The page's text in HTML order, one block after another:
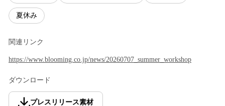
夏休み
関連リンク
https://www.blooming.co.jp/news/20260707_summer_workshop
ダウンロード
プレスリリース素材